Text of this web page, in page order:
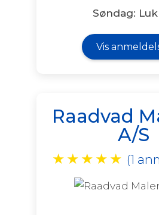
Søndag:
Vis
Raadvad
A/S
★ ★ ★ ★ ★ (1